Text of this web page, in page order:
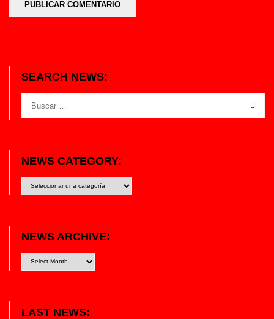
SEARCH NEWS:
NEWS CATEGORY:
category:
NEWS ARCHIVE:
LAST NEWS: